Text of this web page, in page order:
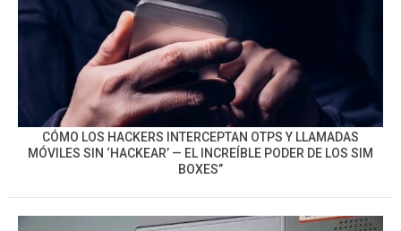
CÓMO LOS HACKERS INTERCEPTAN OTPS Y LLAMADAS
MÓVILES SIN ‘HACKEAR’ — EL INCREÍBLE PODER DE LOS SIM
BOXES”